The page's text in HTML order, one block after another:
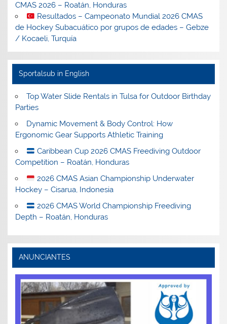
CMAS 2026 – Roatán, Honduras
Resultados – Campeonato Mundial 2026 CMAS
de Hockey Subacuático por grupos de edades – Gebze
/ Kocaeli, Turquía
Sportalsub in English
Top Water Slide Rentals in Tulsa for Outdoor Birthday
Parties
Dynamic Movement & Body Control: How
Ergonomic Gear Supports Athletic Training
Caribbean Cup 2026 CMAS Freediving Outdoor
Competition – Roatán, Honduras
2026 CMAS Asian Championship Underwater
Hockey – Cisarua, Indonesia
2026 CMAS World Championship Freediving
Depth – Roatán, Honduras
ANUNCIANTES